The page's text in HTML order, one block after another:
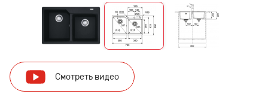
Смотреть видео